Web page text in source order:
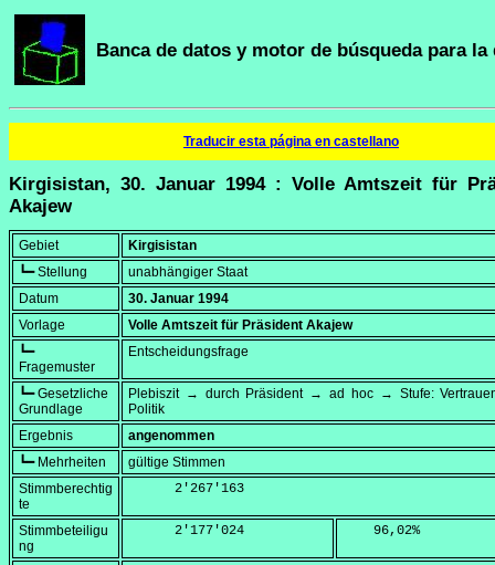
Banca de datos y motor de búsqueda para
Traducir esta página en castellano
Kirgisistan, 30. Januar 1994 : Volle Amtszeit für
Akajew
Gebiet
Kirgisistan
┗━ Stellung
unabhängiger Staat
Datum
30. Januar 1994
Vorlage
Volle Amtszeit für Präsident Akajew
┗━
Fragemuster
Entscheidungsfrage
┗━ Gesetzliche
Grundlage
Plebiszit → durch Präsident → ad hoc → Stufe:
Politik
Ergebnis
angenommen
┗━ Mehrheiten
gültige Stimmen
Stimmberechtig
te
      2'267'163
Stimmbeteiligu
ng
      2'177'024
    96,02
%